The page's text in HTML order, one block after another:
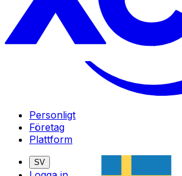
Personligt
Företag
Plattform
SV